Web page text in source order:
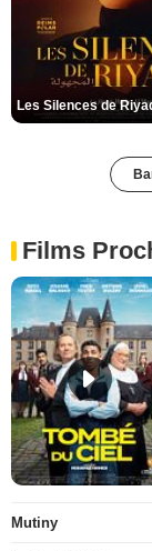
Films
Mutiny